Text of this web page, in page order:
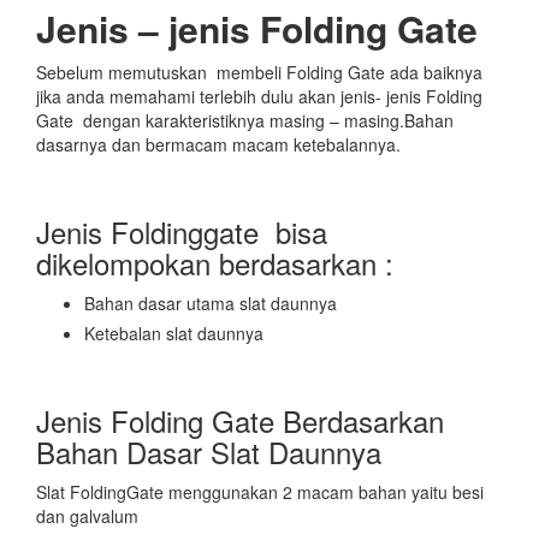
Jenis – jenis Folding Gate
Sebelum memutuskan membeli Folding Gate ada baiknya
jika anda memahami terlebih dulu akan jenis- jenis Folding
Gate dengan karakteristiknya masing – masing.Bahan
dasarnya dan bermacam macam ketebalannya.
Jenis Foldinggate bisa
dikelompokan berdasarkan :
Bahan dasar utama slat daunnya
Ketebalan slat daunnya
Jenis Folding Gate Berdasarkan
Bahan Dasar Slat Daunnya
Slat FoldingGate menggunakan 2 macam bahan yaitu besi
dan galvalum